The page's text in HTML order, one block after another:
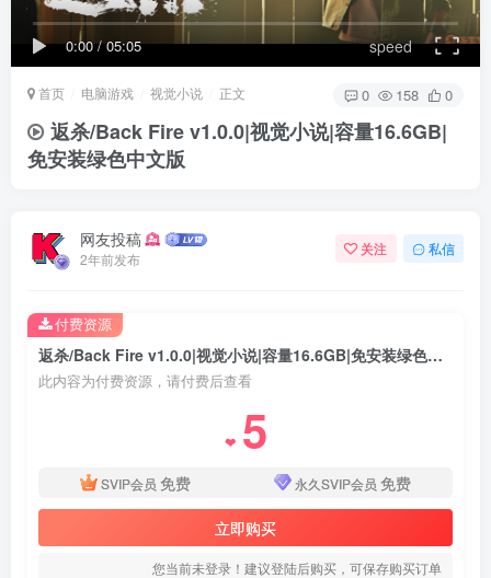
0:00/05:05 speed
首页 电脑游戏 视觉小说 正文 0 158 0
返杀/Back Fire v1.0.0|视觉小说|容量16.6GB|
免安装绿色中文版
网友投稿
2年前发布
关注 私信
返杀/Back Fire v1.0.0|视觉小说|容量16.6GB|免安装绿色中文版
此内容为付费资源，请付费后查看
❤ 5
SVIP会员 免费 永久SVIP会员 免费
立即购买
您当前未登录！建议登陆后购买，可保存购买订单
付费资源